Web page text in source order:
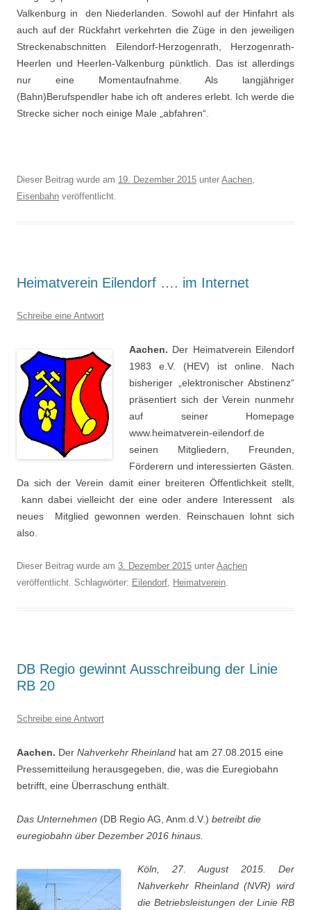
Valkenburg in den Niederlanden. Sowohl auf der Hinfahrt als
auch auf der Rückfahrt verkehrten die Züge in den jeweiligen
Streckenabschnitten Eilendorf-Herzogenrath, Herzogenrath-
Heerlen und Heerlen-Valkenburg pünktlich. Das ist allerdings
nur eine Momentaufnahme. Als langjähriger
(Bahn)Berufspendler habe ich oft anderes erlebt. Ich werde die
Strecke sicher noch einige Male „abfahren“.
Dieser Beitrag wurde am 19. Dezember 2015 unter Aachen,
Eisenbahn veröffentlicht.
Heimatverein Eilendorf …. im Internet
Schreibe eine Antwort
Aachen. Der Heimatverein Eilendorf
1983 e.V. (HEV) ist online. Nach
bisheriger „elektronischer Abstinenz“
präsentiert sich der Verein nunmehr
auf seiner Homepage
www.heimatverein-eilendorf.de
seinen Mitgliedern, Freunden,
Förderern und interessierten Gästen.
Da sich der Verein damit einer breiteren Öffentlichkeit stellt,
kann dabei vielleicht der eine oder andere Interessent als
neues Mitglied gewonnen werden. Reinschauen lohnt sich
also.
Dieser Beitrag wurde am 3. Dezember 2015 unter Aachen
veröffentlicht. Schlagwörter: Eilendorf, Heimatverein.
DB Regio gewinnt Ausschreibung der Linie
RB 20
Schreibe eine Antwort
Aachen. Der Nahverkehr Rheinland hat am 27.08.2015 eine
Pressemitteilung herausgegeben, die, was die Euregiobahn
betrifft, eine Überraschung enthält.
Das Unternehmen (DB Regio AG, Anm.d.V.) betreibt die
euregiobahn über Dezember 2016 hinaus.
Köln, 27. August 2015. Der
Nahverkehr Rheinland (NVR) wird
die Betriebsleistungen der Linie RB